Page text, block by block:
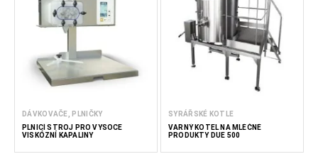
DÁVKOVAČE, PLNIČKY
PLNICÍ STROJ PRO VYSOCE
VISKÓZNÍ KAPALINY
SYRÁŘSKÉ KOTLE
VARNÝ KOTEL NA MLÉČNÉ
PRODUKTY DUE 500